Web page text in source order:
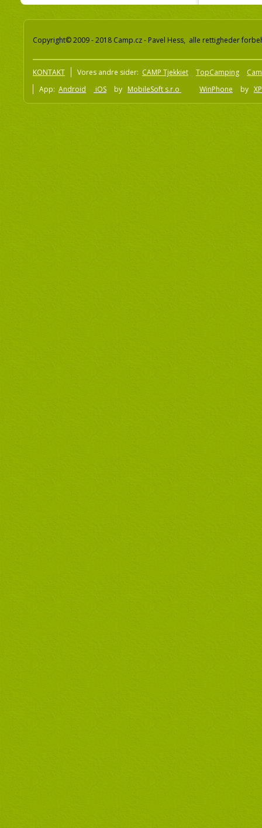
Copyright© 2009 - 2018 Camp.cz - Pavel Hess, alle rettigheder
KONTAKT Vores andre sider: CAMP Tjekkiet TopCamping
App: Android iOS by MobileSoft s.r.o WinPhone by